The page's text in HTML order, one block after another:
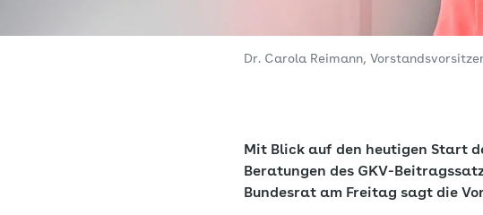
Dr. Carola Reimann,
Mit Blick auf den heutigen Start
Beratungen des GKV-
Bundesrat am Freitag sagt die